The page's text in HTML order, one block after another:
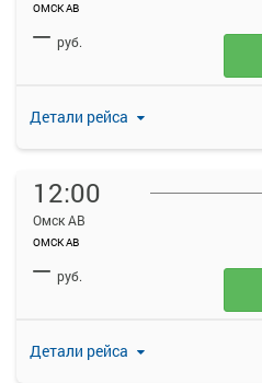
ОМСК АВ
Детали рейса
— руб.
12:00
Омск АВ
ОМСК АВ
Детали рейса
— руб.